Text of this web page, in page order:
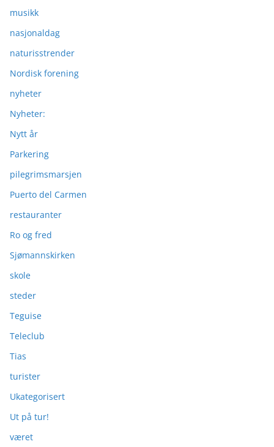
musikk
nasjonaldag
naturisstrender
Nordisk forening
nyheter
Nyheter:
Nytt år
Parkering
pilegrimsmarsjen
Puerto del Carmen
restauranter
Ro og fred
Sjømannskirken
skole
steder
Teguise
Teleclub
Tias
turister
Ukategorisert
Ut på tur!
været